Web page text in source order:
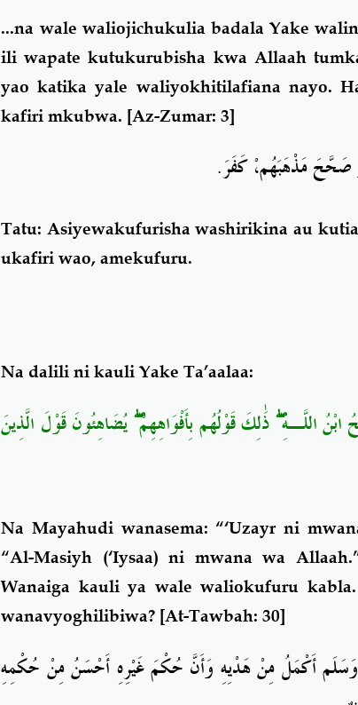
...na wale waliojichukulia badala Yake
ili wapate kutukurubisha kwa Allaah
yao katika yale waliyokhitilafiana nayo.
kafiri mkubwa. [Az-Zumar: 3]
صَحَّحَ مَذْهَبَهُم،ْ كَفَرَ.
Tatu: Asiyewakufurisha washirikina au
ukafiri wao, amekufuru.
Na dalili ni kauli Yake Ta’aalaa:
ابْنُ اللَّـهِۖذَٰلِكَ قَوْلُهُم بِأَفْوَاهِهِمْۖيُضَاهِئُونَ قَوْلَ الَّذِينَ
Na Mayahudi wanasema: “‘Uzayr ni
“Al-Masiyh (‘Iysaa) ni mwana wa
Wanaiga kauli ya wale waliokufuru
wanavyoghilibiwa? [At-Tawbah: 30]
وَسَلَم أَكْمَلُ مِنْ هَدْيِهِ وَأَنَّ حُكْمَ غَيْرِهِ أَحْسَنُ مِنْ حُكْمِهِ